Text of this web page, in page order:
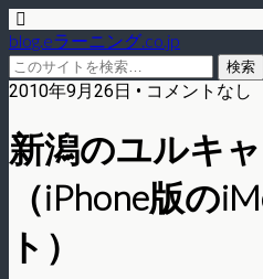
blog.eラーニング.co.jp
2010年9月26日 • コメントなし
新潟のユルキ
（iPhone版の
ト）